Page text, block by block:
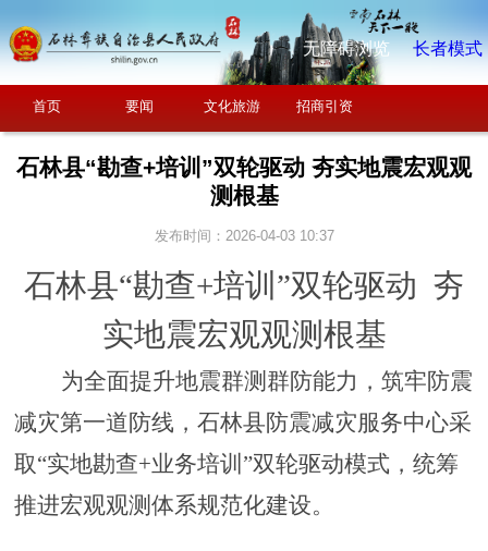
无障碍浏览 长者模式
首页 要闻 文化旅游 招商引资
石林县“勘查+培训”双轮驱动 夯实地震宏观观
测根基
发布时间：2026-04-03 10:37
石林县“勘查+培训 ”双轮驱动 夯
实地震宏观观测根基
为全面提升地震群测群防能力，筑牢防震
减灾第一道防线，石林县防震减灾服务中心采
取“实地勘查+业务培训”双轮驱动模式，统筹
推进宏观观测体系规范化建设。